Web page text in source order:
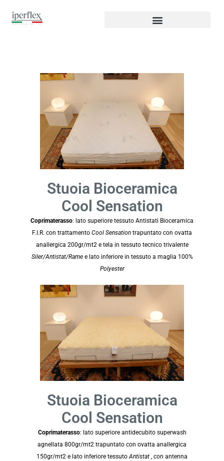
Stuoia Bioceramica
Cool Sensation
Coprimaterasso: lato superiore tessuto Antistati Bioceramica
F.I.R. con trattamento Cool Sensation trapuntato con ovatta
anallergica 200gr/mt2 e tela in tessuto tecnico trivalente
Siler/Antistat/Ramee lato inferiore in tessuto a maglia 100%
Polyester
Stuoia Bioceramica
Cool Sensation
Coprimaterasso: lato superiore antidecubito superwash
agnellata 800gr/mt2 trapuntato con ovatta anallergica
150gr/mt2 e lato inferiore tessutoAntistat , con antenna